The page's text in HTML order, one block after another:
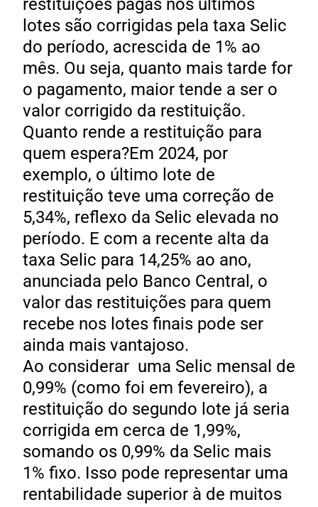
restituições pagas nos últimos
lotes são corrigidas pela taxa Selic
do período, acrescida de 1% ao
mês. Ou seja, quanto mais tarde for
o pagamento, maior tende a ser o
valor corrigido da restituição.
Quanto rende a restituição para
quem espera?Em 2024, por
exemplo, o último lote de
restituição teve uma correção de
5,34%, reflexo da Selic elevada no
período. E com a recente alta da
taxa Selic para 14,25% ao ano,
anunciada pelo Banco Central, o
valor das restituições para quem
recebe nos lotes finais pode ser
ainda mais vantajoso.
Ao considerar uma Selic mensal de
0,99% (como foi em fevereiro), a
restituição do segundo lote já seria
corrigida em cerca de 1,99%,
somando os 0,99% da Selic mais
1% fixo. Isso pode representar uma
rentabilidade superior à de muitos